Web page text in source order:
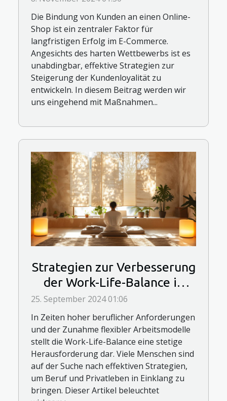
Handel
Die Bindung von Kunden an einen Online-
Shop ist ein zentraler Faktor für
langfristigen Erfolg im E-Commerce.
Angesichts des harten Wettbewerbs ist es
unabdingbar, effektive Strategien zur
Steigerung der Kundenloyalität zu
entwickeln. In diesem Beitrag werden wir
uns eingehend mit Maßnahmen...
Strategien zur Verbesserung
der Work-Life-Balance in
flexiblen Arbeitsmodellen
25. September 2024 01:06
In Zeiten hoher beruflicher Anforderungen
und der Zunahme flexibler Arbeitsmodelle
stellt die Work-Life-Balance eine stetige
Herausforderung dar. Viele Menschen sind
auf der Suche nach effektiven Strategien,
um Beruf und Privatleben in Einklang zu
bringen. Dieser Artikel beleuchtet